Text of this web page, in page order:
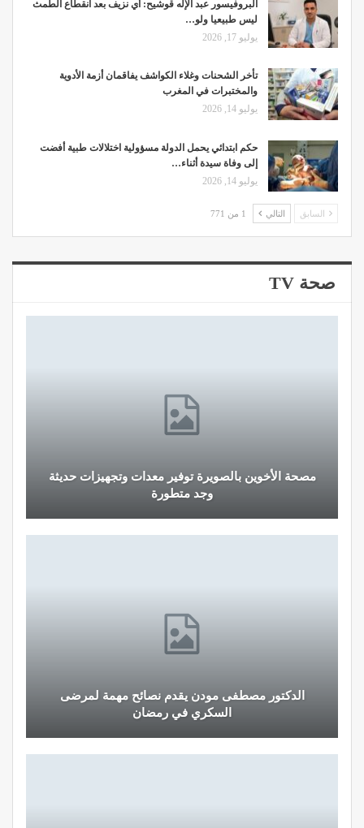
البروفيسور عبد الإله قوشيح: أي نزيف بعد انقطاع الطمث
ليس طبيعيا ولو…
يوليو 17, 2026
تأخر الشحنات وغلاء الكواشف يفاقمان أزمة الأدوية
والمختبرات في المغرب
يوليو 14, 2026
حكم ابتدائي يحمل الدولة مسؤولية اختلالات طبية أفضت
إلى وفاة سيدة أثناء…
يوليو 14, 2026
السابق التالي 1 من 771
صحة TV
مصحة الأخوين بالصويرة توفير معدات وتجهيزات حديثة
وجد متطورة
الدكتور مصطفى مودن يقدم نصائح مهمة لمرضى
السكري في رمضان